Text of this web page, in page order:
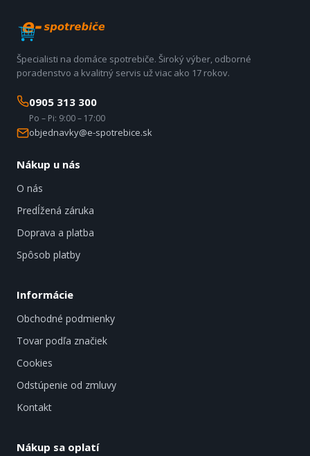
Špecialisti na domáce spotrebiče. Široký výber, odborné
poradenstvo a kvalitný servis už viac ako 17 rokov.
0905 313 300
Po – Pi: 9:00 – 17:00
objednavky@e-spotrebice.sk
Nákup u nás
O nás
Predĺžená záruka
Doprava a platba
Spôsob platby
Informácie
Obchodné podmienky
Tovar podľa značiek
Cookies
Odstúpenie od zmluvy
Kontakt
Nákup sa oplatí